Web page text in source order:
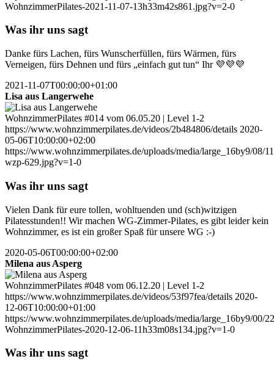
WohnzimmerPilates-2021-11-07-13h33m42s861.jpg?v=2-0
Was ihr uns sagt
Danke fürs Lachen, fürs Wunscherfüllen, fürs Wärmen, fürs
Verneigen, fürs Dehnen und fürs „einfach gut tun“ Ihr 💜💜💜
2021-11-07T00:00:00+01:00
Lisa aus Langerwehe
WohnzimmerPilates #014 vom 06.05.20 | Level 1-2
https://www.wohnzimmerpilates.de/videos/2b484806/details 2020-
05-06T10:00:00+02:00
https://www.wohnzimmerpilates.de/uploads/media/large_16by9/08/
wzp-629.jpg?v=1-0
Was ihr uns sagt
Vielen Dank für eure tollen, wohltuenden und (sch)witzigen
Pilatesstunden!! Wir machen WG-Zimmer-Pilates, es gibt leider kein
Wohnzimmer, es ist ein großer Spaß für unsere WG :-)
2020-05-06T00:00:00+02:00
Milena aus Asperg
WohnzimmerPilates #048 vom 06.12.20 | Level 1-2
https://www.wohnzimmerpilates.de/videos/53f97fea/details 2020-
12-06T10:00:00+01:00
https://www.wohnzimmerpilates.de/uploads/media/large_16by9/00/
WohnzimmerPilates-2020-12-06-11h33m08s134.jpg?v=1-0
Was ihr uns sagt